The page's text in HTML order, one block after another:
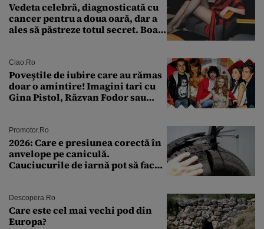
Vedeta celebră, diagnosticată cu
cancer pentru a doua oară, dar a
ales să păstreze totul secret. Boala
Ciao.ro
Poveştile de iubire care au rămas
doar o amintire! Imagini tari cu
Gina Pistol, Răzvan Fodor sau
Promotor.ro
2026: Care e presiunea corectă în
anvelope pe caniculă.
Cauciucurile de iarnă pot să facă
Descopera.ro
Care este cel mai vechi pod din
Europa?